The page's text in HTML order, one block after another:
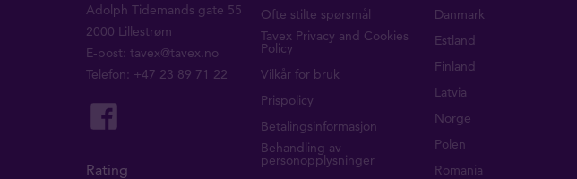
Adolph Tidemands gate 55
2000 Lillestrøm
E-post:tavex@tavex.no
Telefon: +47 23 89 71 22
Rating
Ofte stilte spørsmål
Tavex Privacy and Cookies
Policy
Vilkår for bruk
Prispolicy
Betalingsinformasjon
Behandling av
personopplysninger
Danmark
Estland
Finland
Latvia
Norge
Polen
Romania